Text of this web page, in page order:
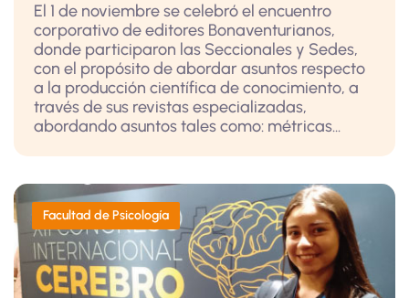
El 1 de noviembre se celebró el encuentro
corporativo de editores Bonaventurianos,
donde participaron las Seccionales y Sedes,
con el propósito de abordar asuntos respecto
a la producción científica de conocimiento, a
través de sus revistas especializadas,
abordando asuntos tales como: métricas...
Facultad de Psicología